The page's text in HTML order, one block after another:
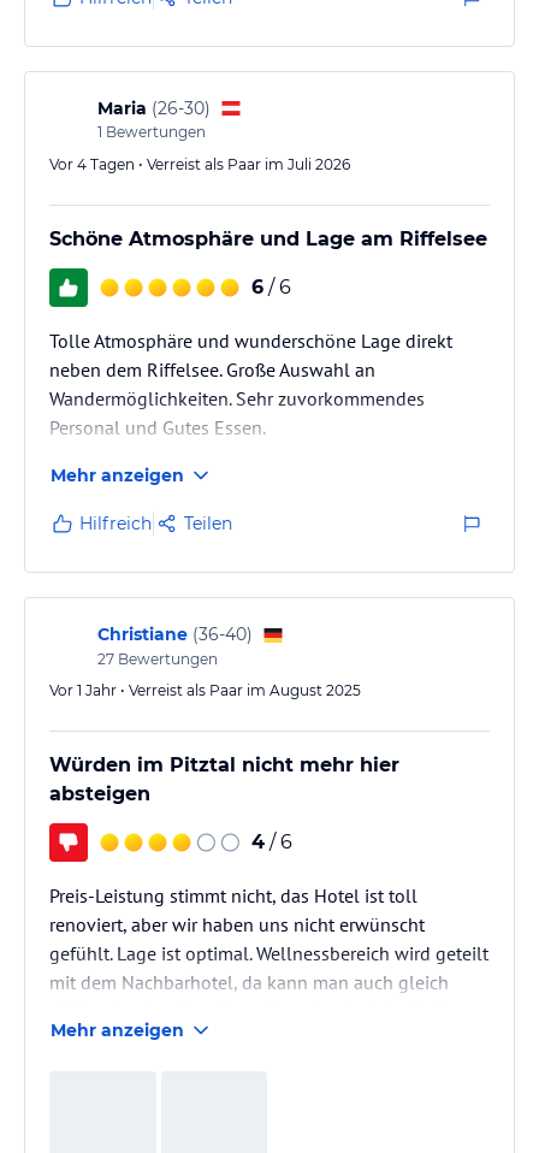
Maria (26-30)
1 Bewertungen
Vor 4 Tagen • Verreist als Paar im Juli 2026
Schöne Atmosphäre und Lage am Riffelsee
6 / 6
Tolle Atmosphäre und wunderschöne Lage direkt
neben dem Riffelsee. Große Auswahl an
Wandermöglichkeiten. Sehr zuvorkommendes
Personal und Gutes Essen.
Mehr anzeigen
Hilfreich Teilen
Christiane (36-40)
27 Bewertungen
Vor 1 Jahr • Verreist als Paar im August 2025
Würden im Pitztal nicht mehr hier
absteigen
4 / 6
Preis-Leistung stimmt nicht, das Hotel ist toll
renoviert, aber wir haben uns nicht erwünscht
gefühlt. Lage ist optimal. Wellnessbereich wird geteilt
mit dem Nachbarhotel, da kann man auch gleich
Hof!
Mehr anzeigen